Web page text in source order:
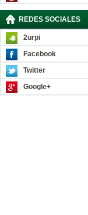
REDES SOCIALES
2urpi
Facebook
Twitter
Google+